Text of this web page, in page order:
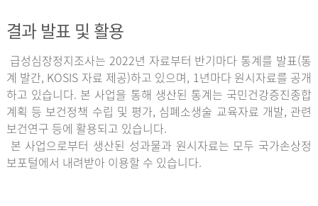
결과 발표 및 활용
급성심장정지조사는 2022년 자료부터 반기마다 통계를 발표(통
계 발간, KOSIS 자료 제공)하고 있으며, 1년마다 원시자료를 공개
하고 있습니다. 본 사업을 통해 생산된 통계는 국민건강증진종합
계획 등 보건정책 수립 및 평가, 심폐소생술 교육자료 개발, 관련
보건연구 등에 활용되고 있습니다.
본 사업으로부터 생산된 성과물과 원시자료는 모두 국가손상정
보포털에서 내려받아 이용할 수 있습니다.